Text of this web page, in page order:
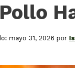
Pollo
mayo 31, 2026 por